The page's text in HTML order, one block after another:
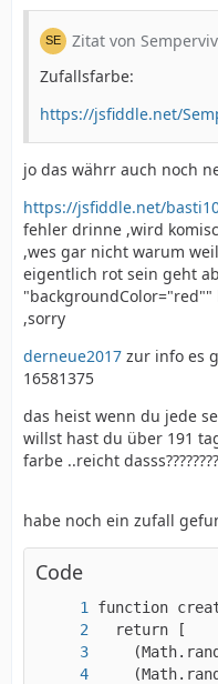
Zitat von
Zufallsfarbe:
https://jsfiddle.net/
jo das währr auch noch
https://jsfiddle.net/
fehler drinne ,wird
,wes gar nicht warum
eigentlich rot sein geht
,sorry
derneue2017 zur info es
16581375
das heist wenn du jede
willst hast du über 191
farbe ..reicht
habe noch ein zufall
Code